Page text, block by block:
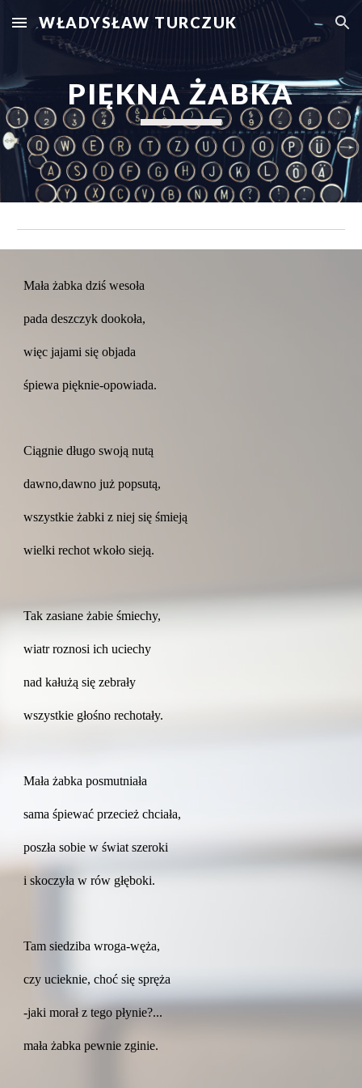
Skip to main content Skip to navigation
WŁADYSŁAW TURCZUK
PIĘKNA ŻABKA
Mała żabka dziś wesoła
pada deszczyk dookoła,
więc jajami się objada
śpiewa pięknie-opowiada.
Ciągnie długo swoją nutą
dawno,dawno już popsutą,
wszystkie żabki z niej się śmieją
wielki rechot wkoło sieją.
Tak zasiane żabie śmiechy,
wiatr roznosi ich uciechy
nad kałużą się zebrały
wszystkie głośno rechotały.
Mała żabka posmutniała
sama śpiewać przecież chciała,
poszła sobie w świat szeroki
i skoczyła w rów głęboki.
Tam siedziba wroga-węża,
czy ucieknie, choć się spręża
-jaki morał z tego płynie?...
mała żabka pewnie zginie.